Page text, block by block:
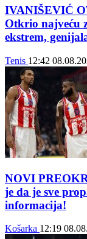
IVANIŠEVIĆ
Otkrio najveću
ekstrem,
Tenis 12:42
NOVI
je da je sve
informacija!
Košarka 12:19